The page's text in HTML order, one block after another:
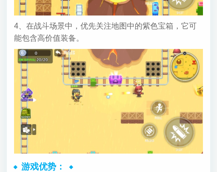
4、在战斗场景中，优先关注地图中的紫色宝箱，它可
能包含高价值装备。
游戏优势：